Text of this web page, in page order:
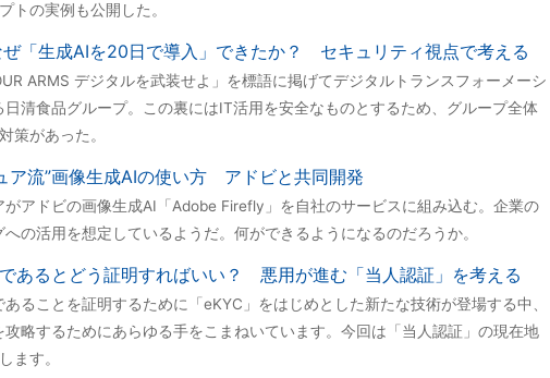
トの実例も公開した。
ぜ「生成AIを20日で導入」できたか？ セキュリティ視点で考える
ARMS デジタルを武装せよ」を標語に掲げてデジタルトランスフォーメーシ
日清食品グループ。この裏にはIT活用を安全なものとするため、グループ全体
策があった。
ア流”画像生成AIの使い方 アドビと共同開発
がアドビの画像生成AI「Adobe Firefly」を自社のサービスに組み込む。企業の
の活用を想定しているようだ。何ができるようになるのだろうか。
であるとどう証明すればいい？ 悪用が進む「当人認証」を考える
ることを証明するために「eKYC」をはじめとした新たな技術が登場する中、
攻略するためにあらゆる手をこまねいています。今回は「当人認証」の現在地
ます。